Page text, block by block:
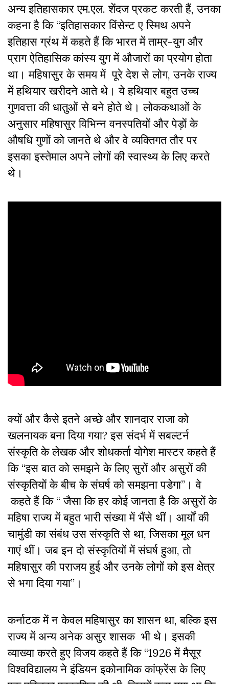
अन्य इतिहासकार एम.एल. शेंदज प्रकट करती हैं, उनका
कहना है कि “इतिहासकार विंसेन्ट ए स्मिथ अपने
इतिहास ग्रंथ में कहते हैं कि भारत में ताम्र-युग और
प्राग ऐतिहासिक कांस्य युग में औजारों का प्रयोग होता
था। महिषासुर के समय में पूरे देश से लोग, उनके राज्य
में हथियार खरीदने आते थे। ये हथियार बहुत उच्च
गुणवत्ता की धातुओं से बने होते थे। लोककथाओं के
अनुसार महिषासुर विभिन्न वनस्पतियों और पेड़ों के
औषधि गुणों को जानते थे और वे व्यक्तिगत तौर पर
इसका इस्तेमाल अपने लोगों की स्वास्थ्य के लिए करते
थे।
क्यों और कैसे इतने अच्छे और शानदार राजा को
खलनायक बना दिया गया?इस संदर्भ में सबल्टर्न
संस्कृति के लेखक और शोधकर्ता योगेश मास्टर कहते हैं
कि “इस बात को समझने के लिए सुरों और असुरों की
संस्कृतियों के बीच के संघर्ष को समझना पडेगा” । वे
कहते हैं कि “जैसा कि हर कोई जानता है कि असुरों के
महिषा राज्य में बहुत भारी संख्या में भैंसे थीं। आर्यों की
चामुंडी का संबंध उस संस्कृति से था, जिसका मूल धन
गाएं थीं। जब इन दो संस्कृतियों में संघर्ष हुआ, तो
महिषासुर की पराजय हुई और उनके लोगों को इस क्षेत्र
से भगा दिया गया” ।
कर्नाटक में न केवल महिषासुर का शासन था, बल्कि इस
राज्य में अन्य अनेक असुर शासक भी थे। इसकी
व्याख्या करते हुए विजय कहते हैं कि “1926में मैसूर
विश्वविद्यालय ने इंडियन इकोनामिक कांफ्रेंस के लिए